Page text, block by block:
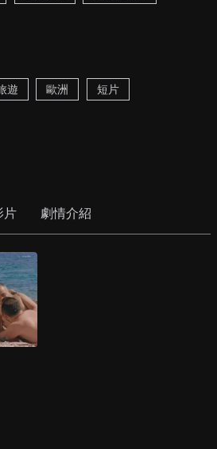
遊 歐洲 短片
片 劇情介紹